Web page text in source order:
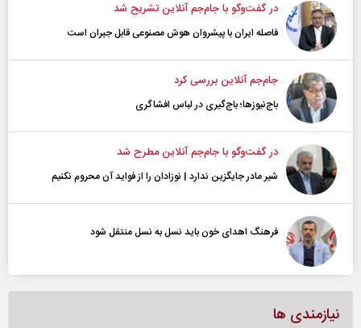
در گفت‌و‌گو با جام‌جم آنلاین تشریح شد
فاصله ایران با پیشرو‌ان هوش مصنوعی قابل جبران است
جام‌جم آنلاین بررسی کرد
باج‌نیوزها؛ باج‌گیری در لباس افشاگری
در گفت‌و‌گو با جام‌جم آنلاین مطرح شد
شیر مادر جایگزین ندارد | نوزادان را از فواید آن محروم نکنیم
فرهنگ اهدای خون باید نسل به نسل منتقل شود
نیازمندی ها